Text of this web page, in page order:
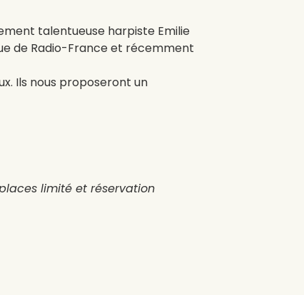
talentueuse harpiste Emilie
de Radio-France et récemment
Ils nous proposeront un
limité et réservation